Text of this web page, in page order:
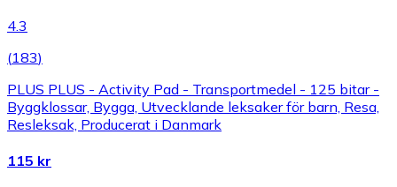
4.3
(183)
PLUS PLUS - Activity Pad - Transportmedel - 125 bitar -
Byggklossar, Bygga, Utvecklande leksaker för barn, Resa,
Resleksak, Producerat i Danmark
115 kr